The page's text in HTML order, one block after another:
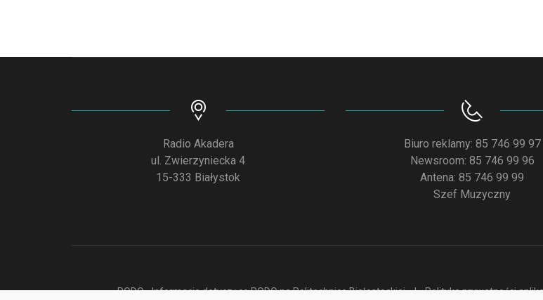
Radio Akadera
ul. Zwierzyniecka 4
15-333 Białystok
Biuro reklamy: 85 746 99 97
Newsroom: 85 746 99 96
Antena: 85 746 99 99
Szef Muzyczny
RODO - Informacje dotyczące RODO na Politechnice Białostockiej Polityka prywatności